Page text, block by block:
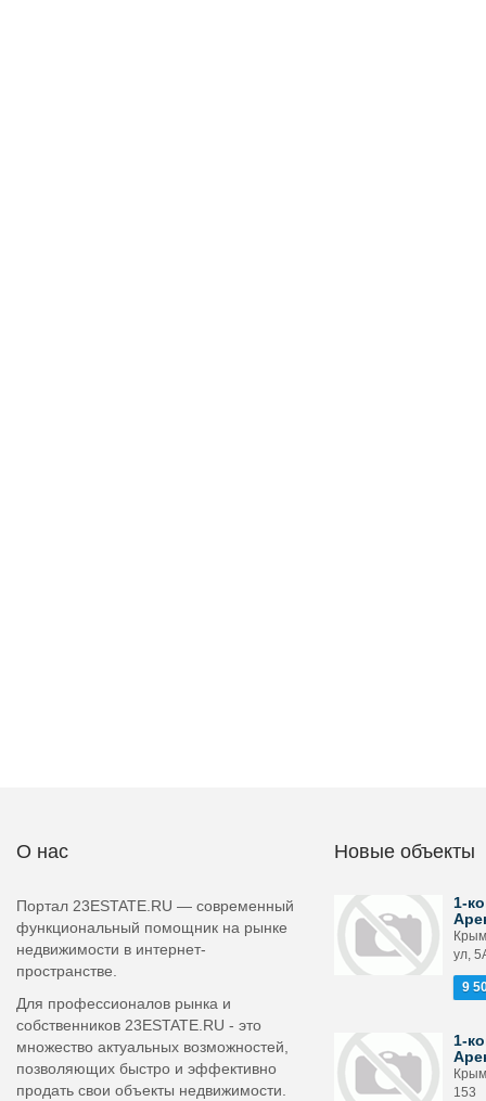
О нас
Портал 23ESTATE.RU — современный
функциональный помощник на рынке
недвижимости в интернет-
пространстве.
Для профессионалов рынка и
собственников 23ESTATE.RU - это
множество актуальных возможностей,
позволяющих быстро и эффективно
продать свои объекты недвижимости.
Новые объекты
1-
ул,
9
1-
153